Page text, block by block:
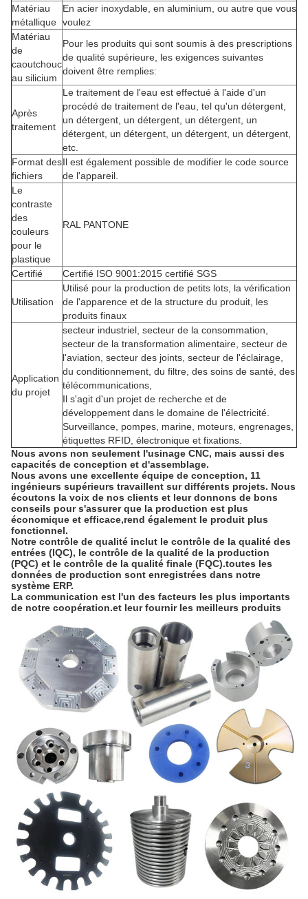
Matériau
métallique
En acier inoxydable, en aluminium, ou autre que vous
voulez
Matériau
de
caoutchouc
au silicium
Pour les produits qui sont soumis à des prescriptions
de qualité supérieure, les exigences suivantes
doivent être remplies:
Après
traitement
Le traitement de l'eau est effectué à l'aide d'un
procédé de traitement de l'eau, tel qu'un détergent,
un détergent, un détergent, un détergent, un
détergent, un détergent, un détergent, un détergent,
etc.
Format des
fichiers
Il est également possible de modifier le code source
de l'appareil.
Le
contraste
des
couleurs
pour le
plastique
RAL PANTONE
Certifié Certifié ISO 9001:2015 certifié SGS
Utilisation
Utilisé pour la production de petits lots, la vérification
de l'apparence et de la structure du produit, les
produits finaux
Application
du projet
secteur industriel, secteur de la consommation,
secteur de la transformation alimentaire, secteur de
l'aviation, secteur des joints, secteur de l'éclairage,
du conditionnement, du filtre, des soins de santé, des
télécommunications,
Il s'agit d'un projet de recherche et de
développement dans le domaine de l'électricité.
Surveillance, pompes, marine, moteurs, engrenages,
étiquettes RFID, électronique et fixations.
Nous avons non seulement l'usinage CNC, mais aussi des
capacités de conception et d'assemblage.
Nous avons une excellente équipe de conception, 11
ingénieurs supérieurs travaillent sur différents projets. Nous
écoutons la voix de nos clients et leur donnons de bons
conseils pour s'assurer que la production est plus
économique et efficace,rend également le produit plus
fonctionnel.
Notre contrôle de qualité inclut le contrôle de la qualité des
entrées (IQC), le contrôle de la qualité de la production
(PQC) et le contrôle de la qualité finale (FQC).toutes les
données de production sont enregistrées dans notre
système ERP.
La communication est l'un des facteurs les plus importants
de notre coopération.et leur fournir les meilleurs produits